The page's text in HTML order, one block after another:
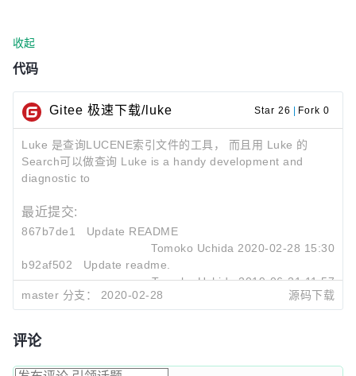
收起
代码
Gitee 极速下载/luke Star 26 | Fork 0
Luke 是查询LUCENE索引文件的工具， 而且用 Luke 的
Search可以做查询 Luke is a handy development and
diagnostic to
最近提交:
867b7de1
Update README
Tomoko Uchida 2020-02-28 15:30
b92af502
Update readme.
Tomoko Uchida 2019-06-21 11:57
175e34b6
Fix typo Tomoko Uchida 2019-04-15 15:49
master 分支： 2020-02-28 源码下载
评论